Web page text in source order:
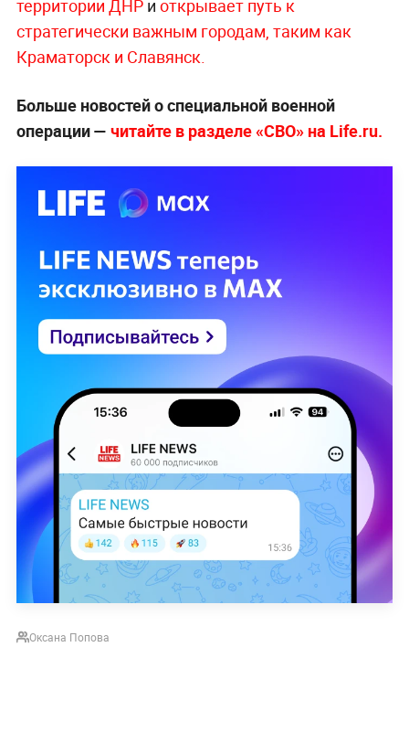
территории ДНРи открывает путь к
стратегически важным городам, таким как
Краматорск и Славянск.
Больше новостей о специальной военной
операции — читайте в разделе «СВО» на Life.ru.
Оксана Попова